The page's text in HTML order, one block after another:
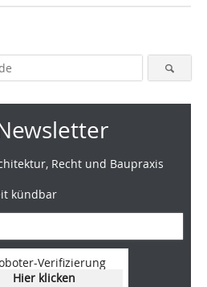
Recht und Baupraxis
kündbar
Verifizierung
Hier klicken